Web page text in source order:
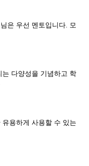
은 우선 멘토입니다. 모
는 다양성을 기념하고 학
용하게 사용할 수 있는